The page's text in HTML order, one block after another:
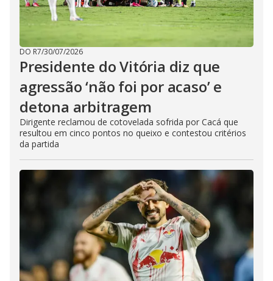
DO R7/30/07/2026
Presidente do Vitória diz que
agressão ‘não foi por acaso’ e
detona arbitragem
Dirigente reclamou de cotovelada sofrida por Cacá que
resultou em cinco pontos no queixo e contestou critérios
da partida